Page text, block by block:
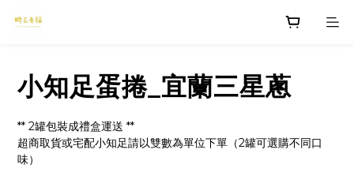
小知足蛋捲_宜蘭三星蔥
** 2罐包裝成禮盒運送 **
超商取貨或宅配小知足請以雙數為單位下單（2罐可選購不同口
味）